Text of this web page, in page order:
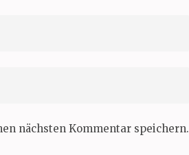
nächsten Kommentar speichern.